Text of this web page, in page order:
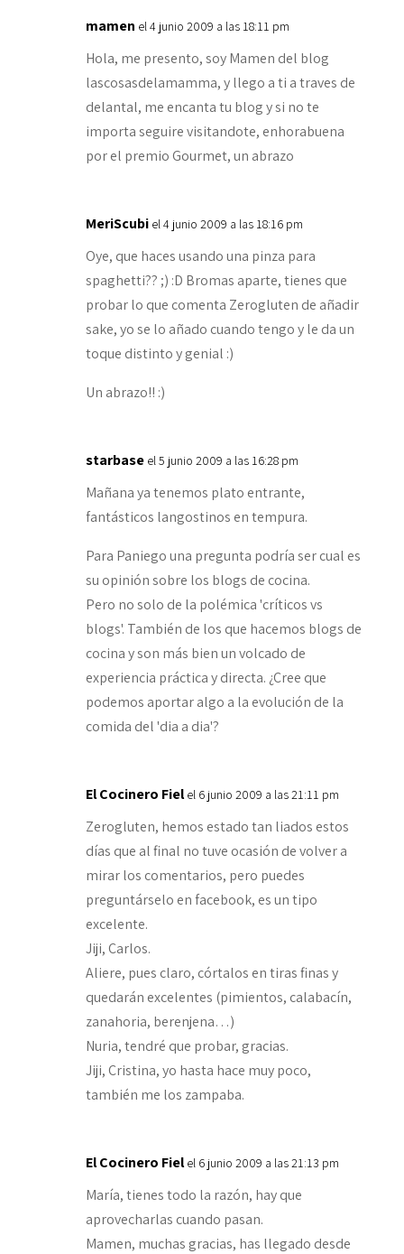
mamen el 4 junio 2009 a las 18:11 pm
Hola, me presento, soy Mamen del blog
lascosasdelamamma, y llego a ti a traves de
delantal, me encanta tu blog y si no te
importa seguire visitandote, enhorabuena
por el premio Gourmet, un abrazo
MeriScubi el 4 junio 2009 a las 18:16 pm
Oye, que haces usando una pinza para
spaghetti?? ;) :D Bromas aparte, tienes que
probar lo que comenta Zerogluten de añadir
sake, yo se lo añado cuando tengo y le da un
toque distinto y genial :)
Un abrazo!! :)
starbase el 5 junio 2009 a las 16:28 pm
Mañana ya tenemos plato entrante,
fantásticos langostinos en tempura.
Para Paniego una pregunta podría ser cual es
su opinión sobre los blogs de cocina.
Pero no solo de la polémica 'críticos vs
blogs'. También de los que hacemos blogs de
cocina y son más bien un volcado de
experiencia práctica y directa. ¿Cree que
podemos aportar algo a la evolución de la
comida del 'dia a dia'?
El Cocinero Fiel el 6 junio 2009 a las 21:11 pm
Zerogluten, hemos estado tan liados estos
días que al final no tuve ocasión de volver a
mirar los comentarios, pero puedes
preguntárselo en facebook, es un tipo
excelente.
Jiji, Carlos.
Aliere, pues claro, córtalos en tiras finas y
quedarán excelentes (pimientos, calabacín,
zanahoria, berenjena…)
Nuria, tendré que probar, gracias.
Jiji, Cristina, yo hasta hace muy poco,
también me los zampaba.
El Cocinero Fiel el 6 junio 2009 a las 21:13 pm
María, tienes todo la razón, hay que
aprovecharlas cuando pasan.
Mamen, muchas gracias, has llegado desde